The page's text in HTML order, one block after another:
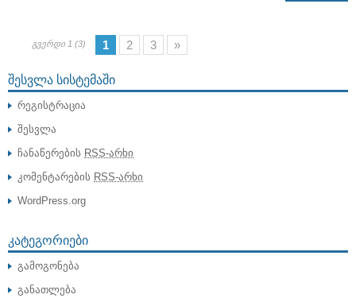
გვერდი 1 (3) 1 2 3 »
ᲨᲔᲡᲕᲚᲐ ᲡᲘᲡᲢᲔᲛᲐᲨᲘ
რეგისტრაცია
შესვლა
ჩანაწერების RSS-არხი
კომენტარების RSS-არხი
WordPress.org
ᲙᲐᲢᲔᲒᲝᲠᲘᲔᲑᲘ
გამოგონება
განათლება